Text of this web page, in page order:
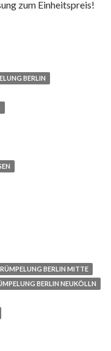
zum Einheitspreis!
BERLIN
BERLIN MITTE
BERLIN NEUKÖLLN